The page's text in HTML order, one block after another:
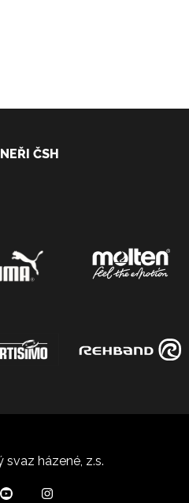
ČSH
házené, z.s.